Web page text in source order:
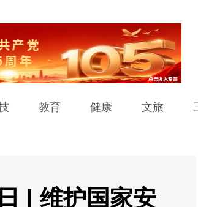
教育 健康 文旅
| 维护国家安